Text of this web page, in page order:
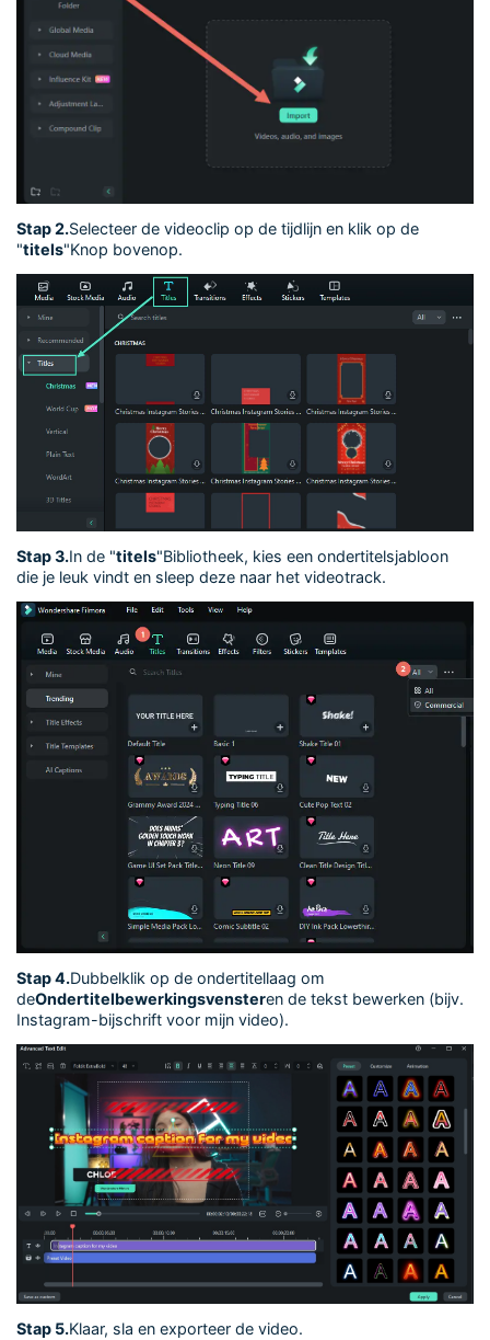
Stap 2.Selecteer de videoclip op de tijdlijn en klik op de
"titels"Knop bovenop.
Stap 3.In de "titels"Bibliotheek, kies een ondertitelsjabloon
die je leuk vindt en sleep deze naar het videotrack.
Stap 4.Dubbelklik op de ondertitellaag om
deOndertitelbewerkingsvensteren de tekst bewerken (bijv.
Instagram-bijschrift voor mijn video).
Stap 5.Klaar, sla en exporteer de video.